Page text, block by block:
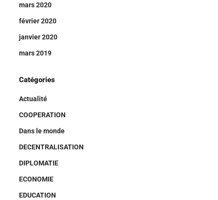
mars 2020
février 2020
janvier 2020
mars 2019
Catégories
Actualité
COOPERATION
Dans le monde
DECENTRALISATION
DIPLOMATIE
ECONOMIE
EDUCATION